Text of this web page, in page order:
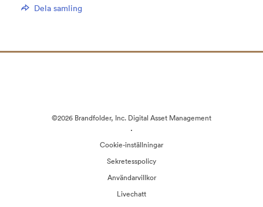
Dela samling
©2026 Brandfolder, Inc. Digital Asset Management
·
Cookie-inställningar
Sekretesspolicy
Användarvillkor
Livechatt